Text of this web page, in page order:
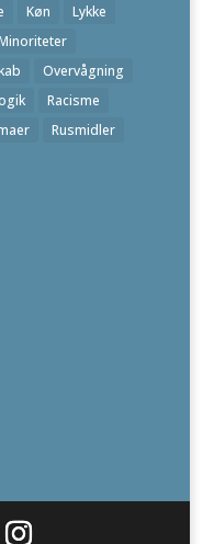
Køn
Lykke
Overvågning
Racisme
Rusmidler